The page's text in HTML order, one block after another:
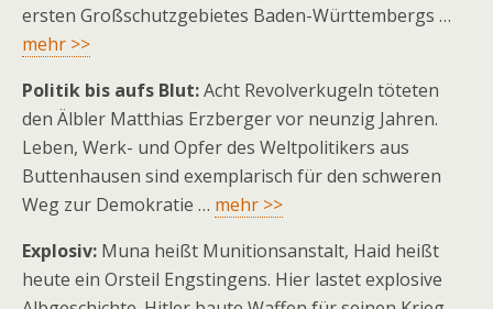
ersten Großschutzgebietes Baden-Württembergs …
mehr >>
Politik bis aufs Blut:Acht Revolverkugeln töteten
den Älbler Matthias Erzberger vor neunzig Jahren.
Leben, Werk- und Opfer des Weltpolitikers aus
Buttenhausen sind exemplarisch für den schweren
Weg zur Demokratie … mehr >>
Explosiv: Muna heißt Munitionsanstalt, Haid heißt
heute ein Orsteil Engstingens. Hier lastet explosive